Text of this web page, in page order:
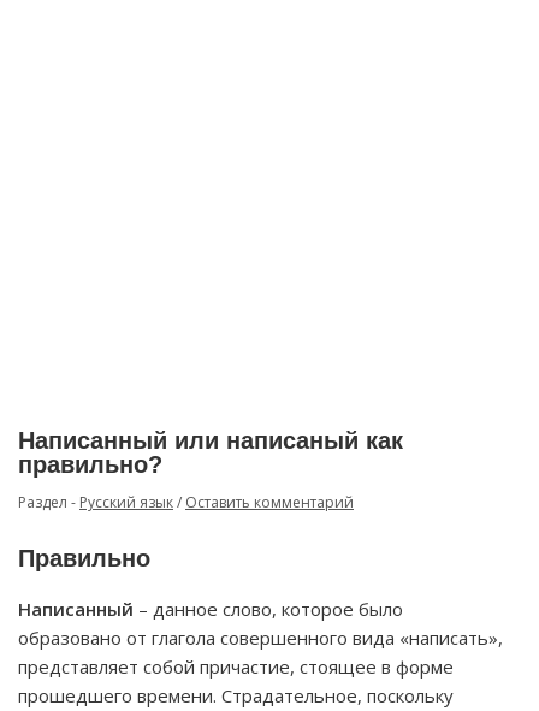
Написанный или написаный как
правильно?
Раздел - Русский язык/ Оставить комментарий
Правильно
Написанный – данное слово, которое было
образовано от глагола совершенного вида «написать»,
представляет собой причастие, стоящее в форме
прошедшего времени. Страдательное, поскольку